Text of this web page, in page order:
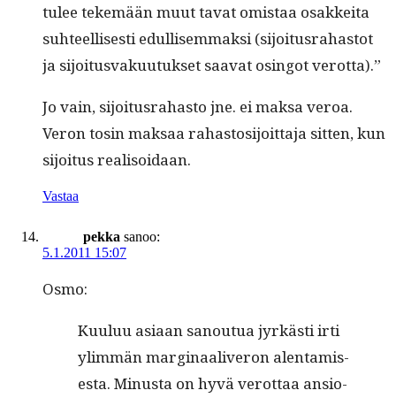
tulee tekemään muut tavat omis­taa osakkei­ta
suh­teel­lis­es­ti edullisem­mak­si (sijoi­tus­ra­has­tot
ja sijoi­tus­vaku­u­tuk­set saa­vat osin­got verotta).”
Jo vain, sijoi­tus­ra­has­to jne. ei mak­sa veroa.
Veron tosin mak­saa rahas­tosi­joit­ta­ja sit­ten, kun
sijoi­tus realisoidaan.
Vastaa
pekka sanoo:
5.1.2011 15:07
Osmo:
Kuu­luu asi­aan sanoutua jyrkästi irti
ylim­män mar­gin­aaliv­eron alen­tamis­
es­ta. Minus­ta on hyvä verot­taa ansio­